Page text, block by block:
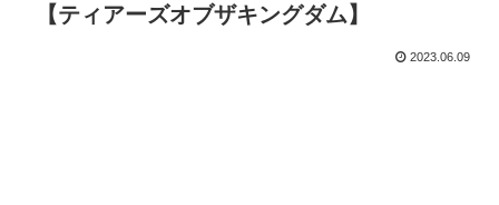
【ティアーズオブザキングダム】
2023.06.09